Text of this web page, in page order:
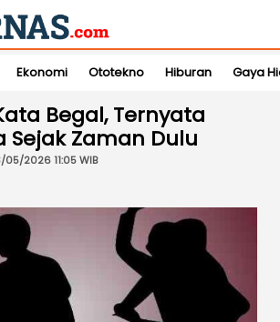
Ekonomi Ototekno Hiburan Gaya
Begal, Ternyata
Sejak Zaman Dulu
05/2026 11:05 WIB